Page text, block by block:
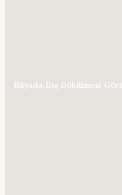
Rüyada Diş Dökülmesi